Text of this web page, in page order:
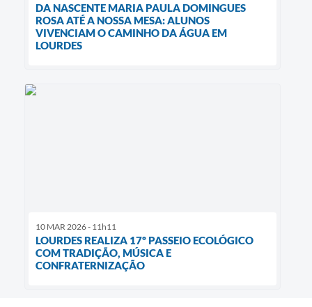
DA NASCENTE MARIA PAULA DOMINGUES
ROSA ATÉ A NOSSA MESA: ALUNOS
VIVENCIAM O CAMINHO DA ÁGUA EM
LOURDES
10 MAR 2026 - 11h11
LOURDES REALIZA 17º PASSEIO ECOLÓGICO
COM TRADIÇÃO, MÚSICA E
CONFRATERNIZAÇÃO